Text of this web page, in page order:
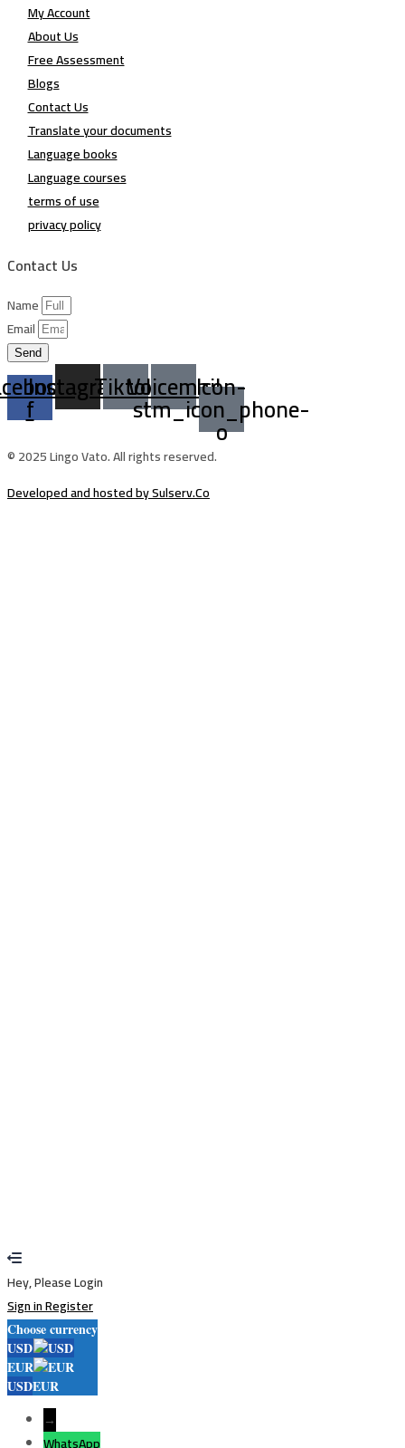
My Account
About Us
Free Assessment
Blogs
Contact Us
Translate your documents
Language books
Language courses
terms of use
privacy policy
Contact Us
Name
Email
Send
f
Instagram
TiktokVoicemailIcon-
stm_icon_phone-
o
© 2025 Lingo Vato. All rights reserved.
Developed and hosted by Sulserv.Co
Hey, Please Login
Sign inRegister
Choose currency
USD
EUR
USDEUR
→